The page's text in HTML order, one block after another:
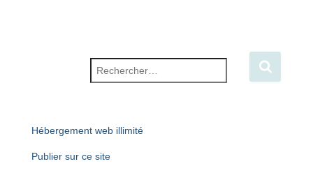
Hébergement web illimité
Publier sur ce site